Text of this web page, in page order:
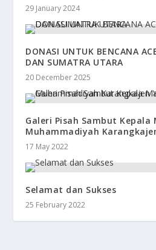
29 January 2024
DONASI UNTUK BENCANA
DAN SUMATRA UTARA
20 December 2025
Galeri Pisah Sambut Kepala
Muhammadiyah
17 May 2022
Selamat dan Sukses
25 February 2022